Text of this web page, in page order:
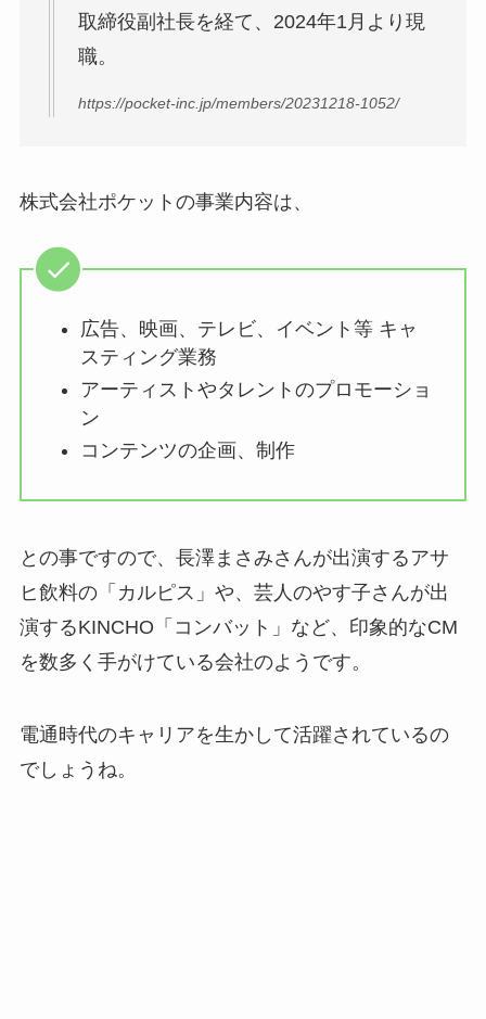
取締役副社長を経て、2024年1月より現
職。
https://pocket-inc.jp/members/20231218-1052/
株式会社ポケットの事業内容は、
広告、映画、テレビ、イベント等 キャ
スティング業務
アーティストやタレントのプロモーショ
ン
コンテンツの企画、制作
との事ですので、長澤まさみさんが出演するアサ
ヒ飲料の「カルピス」や、芸人のやす子さんが出
演するKINCHO「コンバット」など、印象的なCM
を数多く手がけている会社のようです。
電通時代のキャリアを生かして活躍されているの
でしょうね。